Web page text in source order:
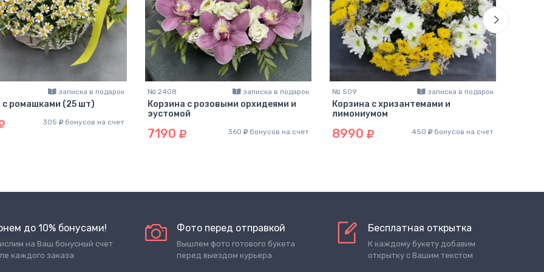
записка в подарок
с ромашками (25 шт)
305 бонусов на счет
№ 2408 записка в подарок
Корзина с розовыми орхидеями и
эустомой
7190 360 бонусов на счет
№ 509 записка в подарок
Корзина с хризантемами и
лимониумом
8990 450 бонусов на счет
до 10% бонусами!
на Ваш бонусный счет
каждого заказа
Фото перед отправкой
Вышлем фото готового букета
перед выездом курьера
Бесплатная открытка
К каждому букету добавим
открытку с Вашим текстом